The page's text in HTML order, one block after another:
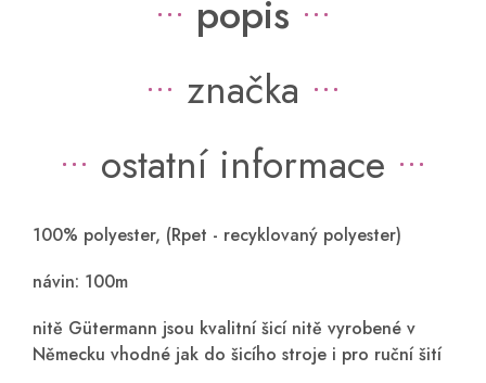
popis
značka
ostatní informace
100% polyester, (Rpet - recyklovaný polyester)
návin: 100m
nitě Gütermann jsou kvalitní šicí nitě vyrobené v
Německu vhodné jak do šicího stroje i pro ruční šití